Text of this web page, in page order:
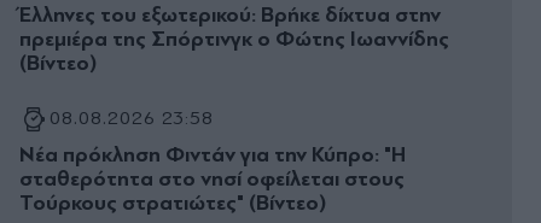
Έλληνες του εξωτερικού: Βρήκε δίχτυα στην
πρεμιέρα της Σπόρτινγκ ο Φώτης Ιωαννίδης
(Βίντεο)
08.08.2026 23:58
Νέα πρόκληση Φιντάν για την Κύπρο: "Η
σταθερότητα στο νησί οφείλεται στους
Τούρκους στρατιώτες" (Βίντεο)